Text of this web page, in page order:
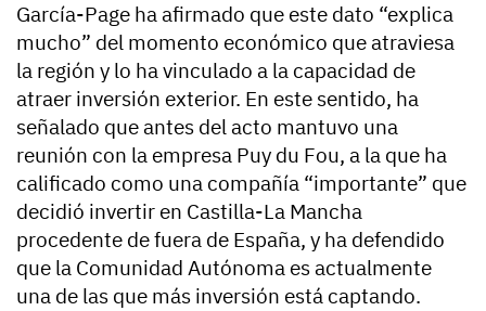
García-Page ha afirmado que este dato “explica
mucho” del momento económico que atraviesa
la región y lo ha vinculado a la capacidad de
atraer inversión exterior. En este sentido, ha
señalado que antes del acto mantuvo una
reunión con la empresa Puy du Fou, a la que ha
calificado como una compañía “importante” que
decidió invertir en Castilla-La Mancha
procedente de fuera de España, y ha defendido
que la Comunidad Autónoma es actualmente
una de las que más inversión está captando.